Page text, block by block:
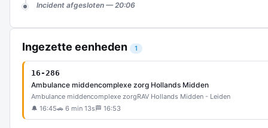
Incident afgesloten — 20:06
Ingezette eenheden 1
16-286
Ambulance middencomplexe zorg Hollands Midden
Ambulance middencomplexe zorgRAV Hollands Midden - Leiden
🔔 16:45🚗 6 min 13s 🏁 16:53